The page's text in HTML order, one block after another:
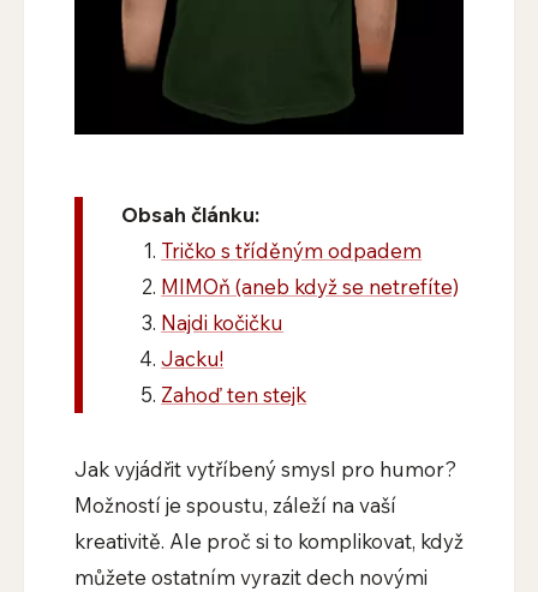
Obsah článku:
Tričko s tříděným odpadem
MIMOň (aneb když se netrefíte)
Najdi kočičku
Jacku!
Zahoď ten stejk
Jak vyjádřit vytříbený smysl pro humor?
Možností je spoustu, záleží na vaší
kreativitě. Ale proč si to komplikovat, když
můžete ostatním vyrazit dech novými